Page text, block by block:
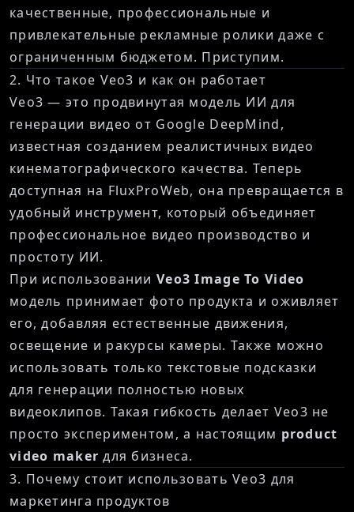
качественные, профессиональные и
привлекательные рекламные ролики даже с
ограниченным бюджетом. Приступим.
2. Что такое Veo3 и как он работает
Veo3 — это продвинутая модель ИИ для
генерации видео от Google DeepMind,
известная созданием реалистичных видео
кинематографического качества. Теперь
доступная на FluxProWeb, она превращается в
удобный инструмент, который объединяет
профессиональное видео производство и
простоту ИИ.
При использованииVeo3 Image To Video
модель принимает фото продукта и оживляет
его, добавляя естественные движения,
освещение и ракурсы камеры. Также можно
использовать только текстовые подсказки
для генерации полностью новых
видеоклипов. Такая гибкость делает Veo3 не
просто экспериментом, а настоящим product
video maker для бизнеса.
3. Почему стоит использовать Veo3 для
маркетинга продуктов